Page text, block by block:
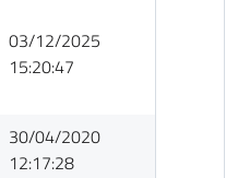
03/12/2025
15:20:47
30/04/2020
12:17:28